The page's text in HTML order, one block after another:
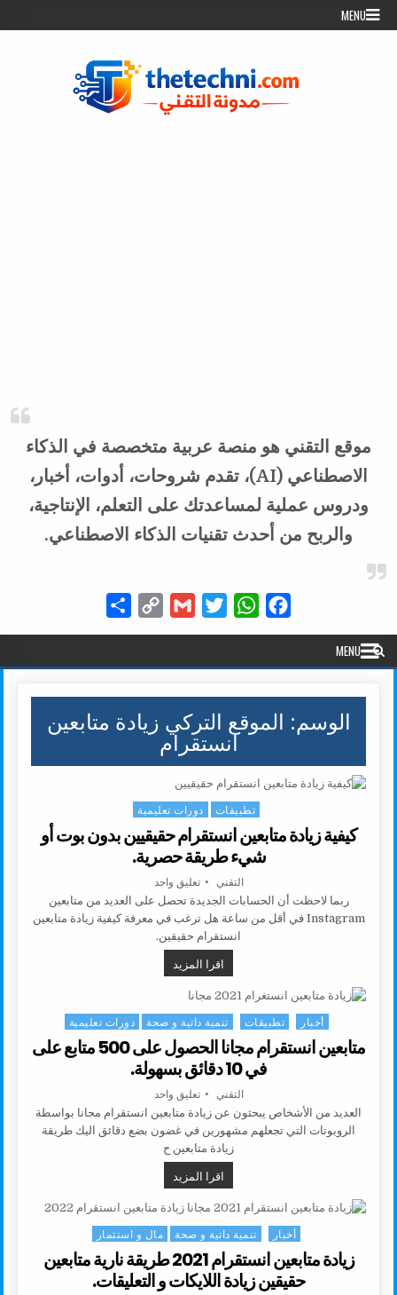
Skip to content
MENU
موقع التقني هو منصة عربية متخصصة في الذكاء
الاصطناعي (AI)، تقدم شروحات، أدوات، أخبار،
ودروس عملية لمساعدتك على التعلم، الإنتاجية،
والربح من أحدث تقنيات الذكاء الاصطناعي.
Facebook
WhatsApp
Twitter
Gmail
Copy
MENU
الوسم: الموقع التركي زيادة متابعين
انستقرام
Posted in
تطبيقات دورات تعليمية
كيفية زيادة متابعين انستقرام حقيقيين بدون بوت أو
شيء طريقة حصرية.
AUTHOR:
التقني تعليق واحد
ربما لاحظت أن الحسابات الجديدة تحصل على العديد من متابعين
Instagram في أقل من ساعة هل ترغب في معرفة كيفية زيادة متابعين
انستقرام حقيقين.
اقرا المزيد
Posted in
أخبار تطبيقات تنمية داتية و صحة دورات تعليمية
متابعين انستقرام مجانا الحصول على 500 متابع على
في 10 دقائق بسهولة.
AUTHOR:
التقني تعليق واحد
العديد من الأشخاص يبحثون عن زيادة متابعين انستقرام مجانا بواسطة
الروبوتات التي تجعلهم مشهورين في غضون بضع دقائق اليك طريقة
زيادة متابعين ح
اقرا المزيد
Posted in
أخبار تنمية داتية و صحة مال و استثمار
زيادة متابعين انستقرام 2021 طريقة نارية متابعين
حقيقين زيادة اللايكات و التعليقات.